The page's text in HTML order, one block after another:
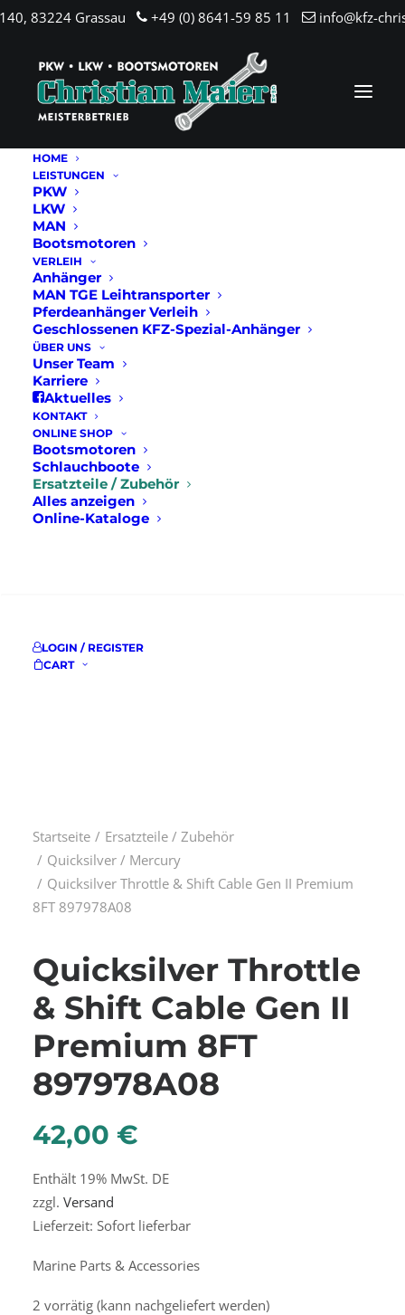
83224 Grassau +49 (0) 8641-59 85 11 info@kfz-
HOME
LEISTUNGEN
PKW
LKW
MAN
Bootsmotoren
VERLEIH
Anhänger
MAN TGE Leihtransporter
Pferdeanhänger Verleih
Geschlossenen KFZ-Spezial-Anhänger
ÜBER UNS
Unser Team
Karriere
Aktuelles
KONTAKT
ONLINE SHOP
Bootsmotoren
Schlauchboote
Ersatzteile / Zubehör
Alles anzeigen
Online-Kataloge
LOGIN / REGISTER
CART
Startseite
Ersatzteile / Zubehör
Quicksilver / Mercury
Quicksilver Throttle & Shift Cable Gen II Premium
8FT 897978A08
Quicksilver Throttle
& Shift Cable Gen II
Premium 8FT
897978A08
42,00 €
Enthält 19% MwSt. DE
zzgl. Versand
Lieferzeit: Sofort lieferbar
Marine Parts & Accessories
2 vorrätig (kann nachgeliefert werden)